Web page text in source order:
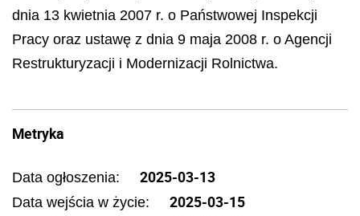
dnia 13 kwietnia 2007 r. o Państwowej Inspekcji
Pracy oraz ustawę z dnia 9 maja 2008 r. o Agencji
Restrukturyzacji i Modernizacji Rolnictwa.
Metryka
Data ogłoszenia: 2025-03-13
Data wejścia w życie: 2025-03-15